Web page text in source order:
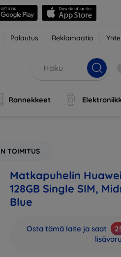
Palautus Reklamaatio
Rannekkeet
TOIMITUS
Matkapuhelin
128GB Single SIM,
Blue
Osta tämä laite ja saat